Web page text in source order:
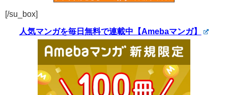
[/su_box]
人気マンガを毎日無料で連載中【Amebaマンガ】